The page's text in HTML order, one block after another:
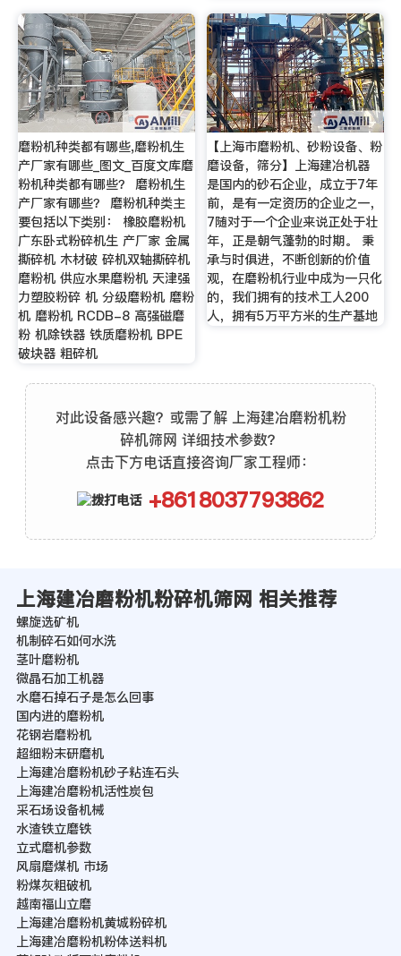
磨粉机种类都有哪些,磨粉机生
产厂家有哪些_图文_百度文库磨
粉机种类都有哪些？ 磨粉机生
产厂家有哪些？ 磨粉机种类主
要包括以下类别： 橡胶磨粉机
广东卧式粉碎机生 产厂家 金属
撕碎机 木材破 碎机双轴撕碎机
磨粉机 供应水果磨粉机 天津强
力塑胶粉碎 机 分级磨粉机 磨粉
机 磨粉机 RCDB-8 高强磁磨
粉 机除铁器 铁质磨粉机 BPE
破块器 粗碎机
【上海市磨粉机、砂粉设备、粉
磨设备，筛分】上海建冶机器
是国内的砂石企业，成立于7年
前，是有一定资历的企业之一，
7随对于一个企业来说正处于壮
年，正是朝气蓬勃的时期。 秉
承与时俱进，不断创新的价值
观，在磨粉机行业中成为一只化
的，我们拥有的技术工人200
人，拥有5万平方米的生产基地
对此设备感兴趣？或需了解 上海建冶磨粉机粉
碎机筛网 详细技术参数？
点击下方电话直接咨询厂家工程师：
+8618037793862
上海建冶磨粉机粉碎机筛网 相关推荐
螺旋选矿机
机制碎石如何水洗
茎叶磨粉机
微晶石加工机器
水磨石掉石子是怎么回事
国内进的磨粉机
花钢岩磨粉机
超细粉末研磨机
上海建冶磨粉机砂子粘连石头
上海建冶磨粉机活性炭包
采石场设备机械
水渣铁立磨铁
立式磨机参数
风扇磨煤机 市场
粉煤灰粗破机
越南福山立磨
上海建冶磨粉机黄城粉碎机
上海建冶磨粉机粉体送料机